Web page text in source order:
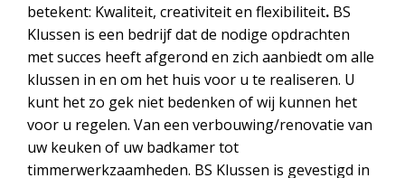
betekent: Kwaliteit, creativiteit en flexibiliteit. BS
Klussen is een bedrijf dat de nodige opdrachten
met succes heeft afgerond en zich aanbiedt om alle
klussen in en om het huis voor u te realiseren. U
kunt het zo gek niet bedenken of wij kunnen het
voor u regelen. Van een verbouwing/renovatie van
uw keuken of uw badkamer tot
timmerwerkzaamheden. BS Klussen is gevestigd in